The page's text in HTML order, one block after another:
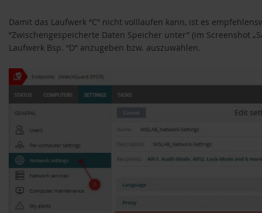
Damit das Laufwerk “C” nicht volllaufen kann, ist es
“Zwischengespeicherte Daten Speicher unter” (im Screenshot
Laufwerk Bsp. “D” anzugeben bzw. auszuwählen.